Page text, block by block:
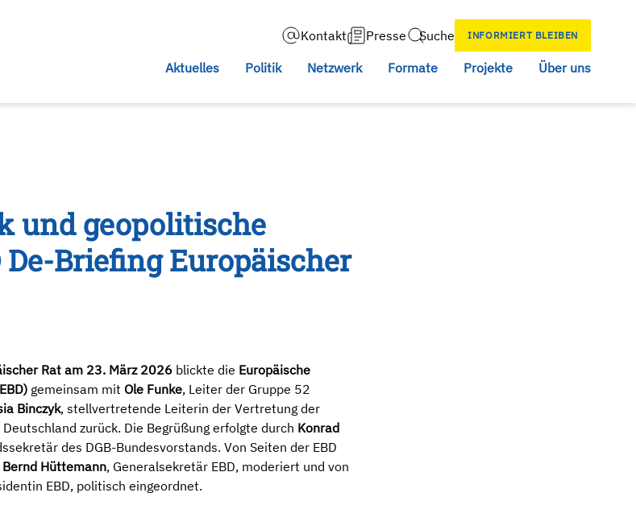
Kontakt Presse
Search
Suche INFORMIERT BLEIBEN
Aktuelles Politik Netzwerk Formate Projekte Über uns
und geopolitische
De-Briefing Europäischer
Rat am 23. März 2026 blickte die Europäische
gemeinsam mit Ole Funke, Leiter der Gruppe 52
Binczyk, stellvertretende Leiterin der Vertretung der
zurück. Die Begrüßung erfolgte durch Konrad
des DGB-Bundesvorstands. Von Seiten der EBD
Bernd Hüttemann, Generalsekretär EBD, moderiert und von
EBD, politisch eingeordnet.